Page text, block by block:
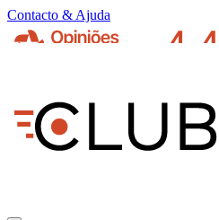
Contacto & Ajuda